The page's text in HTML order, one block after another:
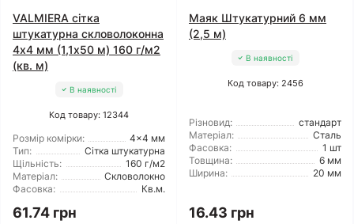
VALMIERA сітка
штукатурна скловолоконна
4x4 мм (1,1x50 м) 160 г/м2
(кв. м)
В наявності
Код товару: 12344
Розмір комірки:
4x4 мм
Тип:
Сітка штукатурна
Щільність:
160 г/м2
Матеріал:
Скловолокно
Фасовка:
Кв.м.
61.74 грн
Маяк Штукатурний 6 мм
(2,5 м)
В наявності
Код товару: 2456
Різновид:
стандарт
Матеріал:
Сталь
Фасовка:
1 шт
Товщина:
6 мм
Ширина:
20 мм
16.43 грн